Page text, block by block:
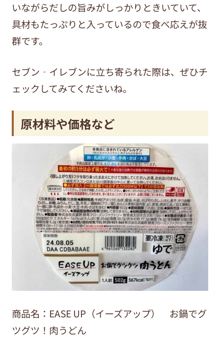
いながらだしの旨みがしっかりときいていて、
具材もたっぷりと入っているので食べ応えが抜
群です。
セブン‐イレブンに立ち寄られた際は、ぜひチ
ェックしてみてくださいね。
原材料や価格など
商品名：EASE UP（イーズアップ） お鍋でグ
ツグツ！肉うどん